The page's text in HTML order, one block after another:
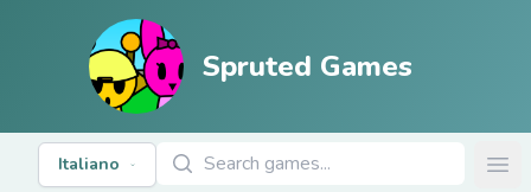
Spruted Games
Italiano
Cerca giochi